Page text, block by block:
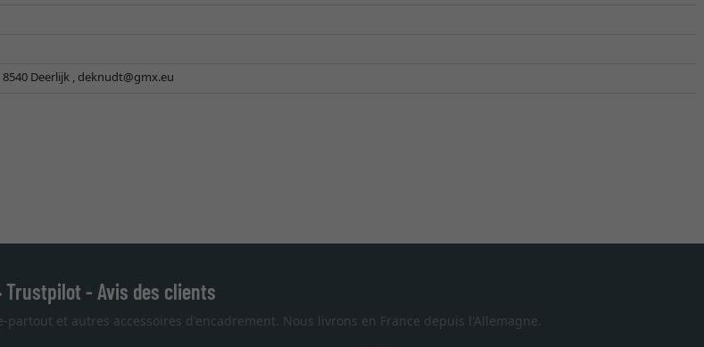
Deerlijk , deknudt@gmx.eu
Trustpilot - Avis des clients
et autres accessoires d'encadrement. Nous livrons en France depuis l'Allemagne.